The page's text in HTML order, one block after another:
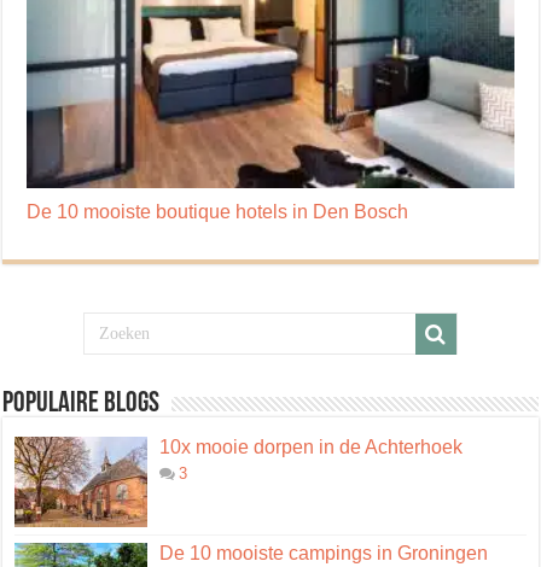
De 10 mooiste boutique hotels in Den Bosch
Populaire blogs
10x mooie dorpen in de Achterhoek
3
De 10 mooiste campings in Groningen